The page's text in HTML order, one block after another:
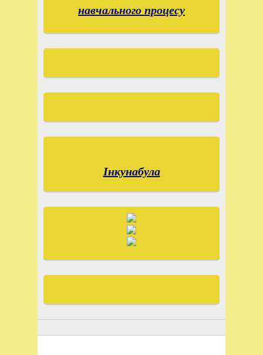
навчального процесу
Інкунабула